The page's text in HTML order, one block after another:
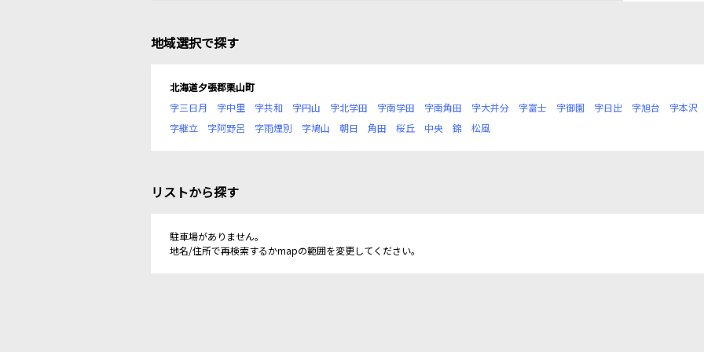
地域選択で探す
北海道夕張郡栗山町
字三日月
字中里 字共和 字円山 字北学田 字南学田 字南角田 字大井分 字富士 字御園 字日出 字旭台 字本沢
字継立
字阿野呂 字雨煙別 字鳩山 朝日 角田 桜丘 中央 錦 松風
リストから探す
駐車場がありません。
地名/住所で再検索するかmapの範囲を変更してください。